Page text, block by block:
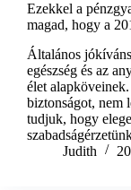
Ezekkel a
magad, hogy a
Általános
egészség és az
élet
biztonságot, nem
tudjuk, hogy
Judith